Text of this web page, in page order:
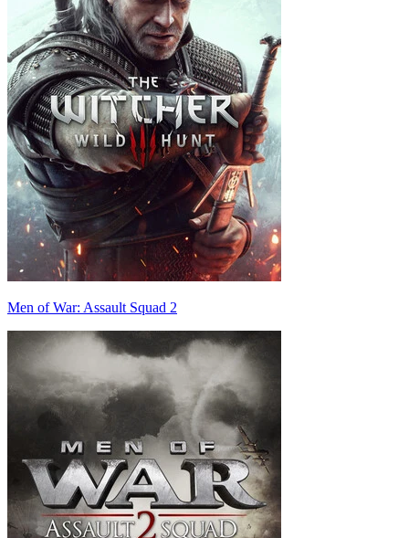
Men of War: Assault Squad 2